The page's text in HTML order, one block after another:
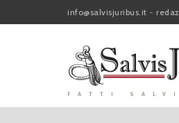
info@salvisjuribus.it -
FATTI